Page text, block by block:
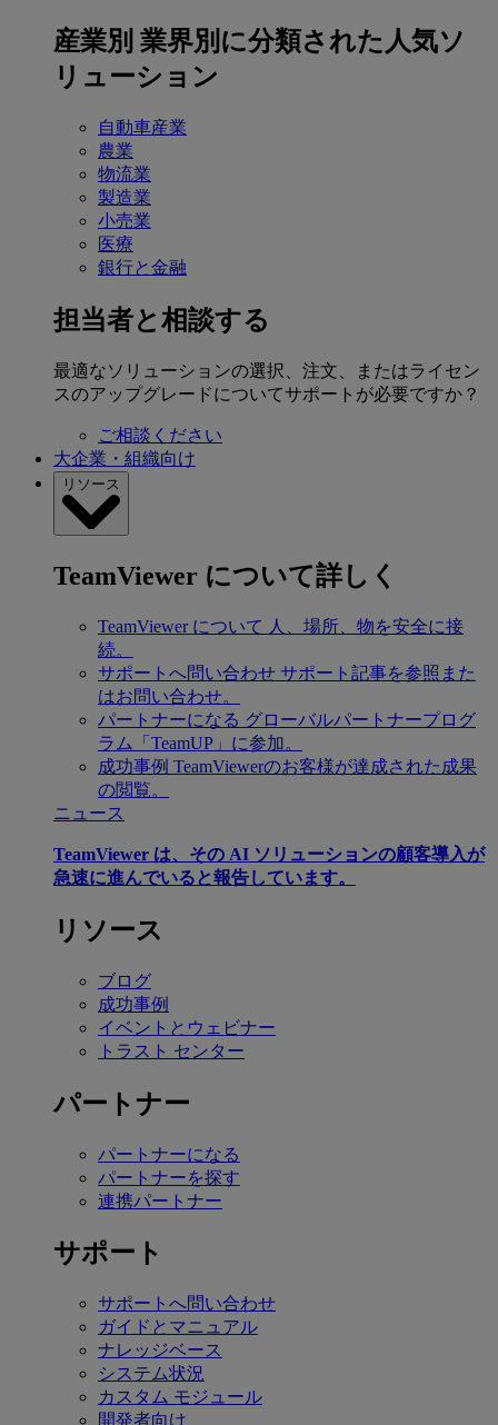
産業別 業界別に分類された人気ソ
リューション
自動車産業
農業
物流業
製造業
小売業
医療
銀行と金融
担当者と相談する
最適なソリューションの選択、注文、またはライセン
スのアップグレードについてサポートが必要ですか？
ご相談ください
大企業・組織向け
リソース
TeamViewer について詳しく
TeamViewer について 人、場所、物を安全に接
続。
サポートへ問い合わせ サポート記事を参照また
はお問い合わせ。
パートナーになる グローバルパートナープログ
ラム「TeamUP」に参加。
成功事例 TeamViewerのお客様が達成された成果
の閲覧。
ニュース
TeamViewer は、その AI ソリューションの顧客導入が
急速に進んでいると報告しています。
リソース
ブログ
成功事例
イベントとウェビナー
トラスト センター
パートナー
パートナーになる
パートナーを探す
連携パートナー
サポート
サポートへ問い合わせ
ガイドとマニュアル
ナレッジベース
システム状況
カスタム モジュール
開発者向け